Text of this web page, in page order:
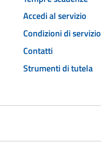
Accedi al servizio
Condizioni di servizio
Contatti
Strumenti di tutela